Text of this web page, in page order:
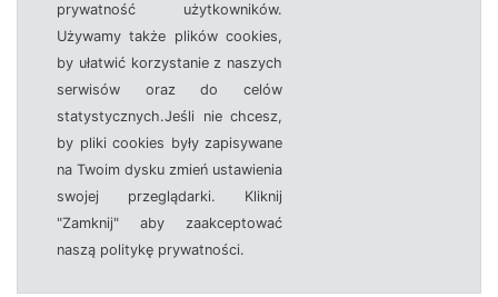
prywatność użytkowników.
Używamy także plików cookies,
by ułatwić korzystanie z naszych
serwisów oraz do celów
statystycznych.Jeśli nie chcesz,
by pliki cookies były zapisywane
na Twoim dysku zmień ustawienia
swojej przeglądarki. Kliknij
"Zamknij" aby zaakceptować
naszą politykę prywatności.